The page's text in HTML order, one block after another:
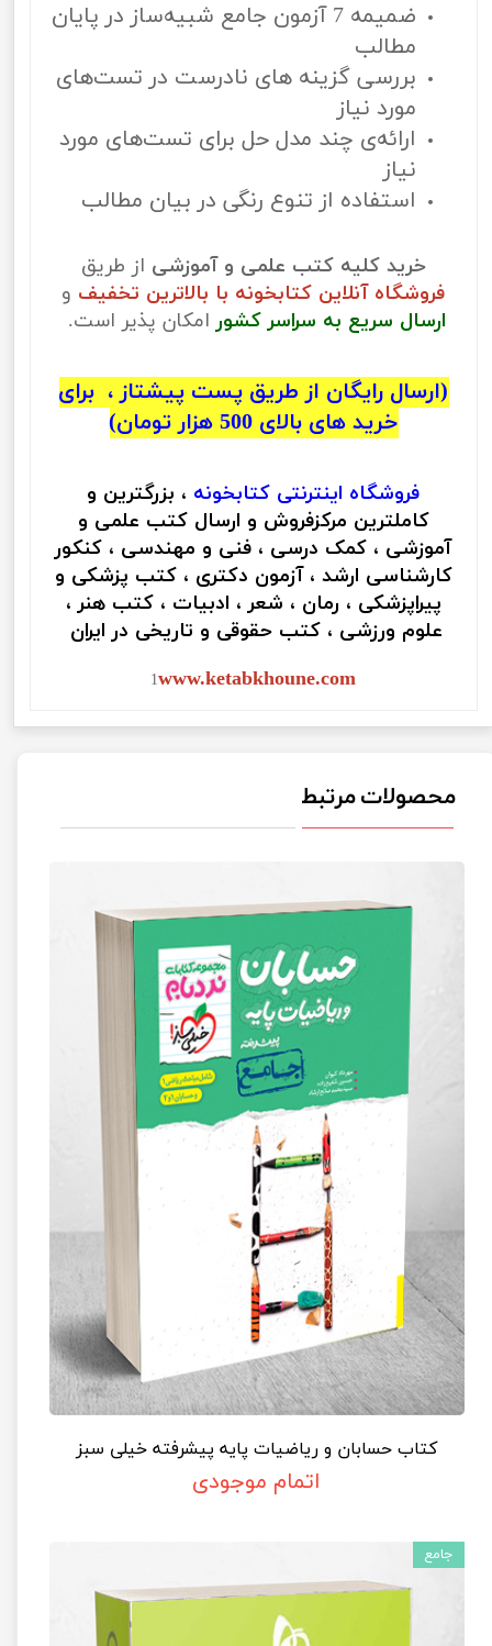
ضمیمه 7 آزمون جامع شبیه‌ساز در پایان
مطالب
بررسی گزینه های نادرست در تست‌های
مورد نیاز
ارائه‌ی چند مدل حل برای تست‌های مورد
نیاز
استفاده از تنوع رنگی در بیان مطالب
خرید کلیه کتب علمی و آموزشی از طریق
فروشگاه آنلاین کتابخونه با بالاترین تخفیف و
ارسال سریع به سراسر کشور امکان پذیر است.
(ارسال رایگان از طریق پست پیشتاز ، برای
خرید های بالای 500 هزار تومان)
فروشگاه اینترنتی کتابخونه ، بزرگترین و
کاملترین مرکزفروش و ارسال کتب علمی و
آموزشی ، کمک درسی ، فنی و مهندسی ، کنکور
کارشناسی ارشد ، آزمون دکتری ، کتب پزشکی و
پیراپزشکی ، رمان ، شعر ، ادبیات ، کتب هنر ،
علوم ورزشی ، کتب حقوقی و تاریخی در ایران
1www.ketabkhoune.com
محصولات مرتبط
کتاب حسابان و ریاضیات پایه پیشرفته خیلی سبز
اتمام موجودی
جامع